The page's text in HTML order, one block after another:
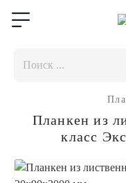
Планкен из
класс